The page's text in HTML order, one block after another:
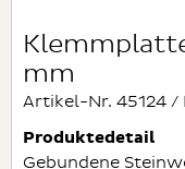
mm
Artikel-Nr. 45124 /
Produktedetail
Gebundene